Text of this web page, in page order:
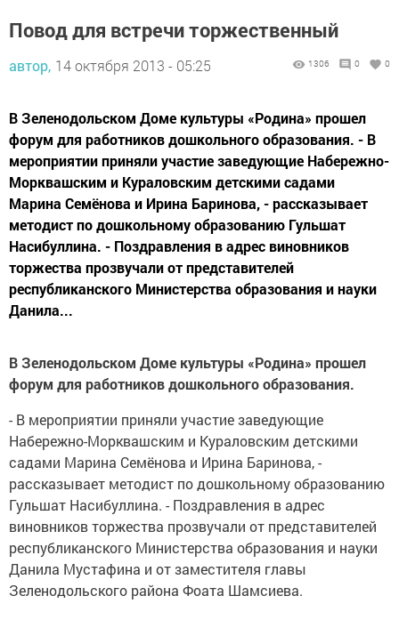
Повод для встречи торжественный
автор, 14 октября 2013 - 05:25 1306 0 0
В Зеленодольском Доме культуры «Родина» прошел
форум для работников дошкольного образования. - В
мероприятии приняли участие заведующие Набережно-
Морквашским и Кураловским детскими садами
Марина Семёнова и Ирина Баринова, - рассказывает
методист по дошкольному образованию Гульшат
Насибуллина. - Поздравления в адрес виновников
торжества прозвучали от представителей
республиканского Министерства образования и науки
Данила...
В Зеленодольском Доме культуры «Родина» прошел
форум для работников дошкольного образования.
- В мероприятии приняли участие заведующие
Набережно-Морквашским и Кураловским детскими
садами Марина Семёнова и Ирина Баринова, -
рассказывает методист по дошкольному образованию
Гульшат Насибуллина. - Поздравления в адрес
виновников торжества прозвучали от представителей
республиканского Министерства образования и науки
Данила Мустафина и от заместителя главы
Зеленодольского района Фоата Шамсиева.